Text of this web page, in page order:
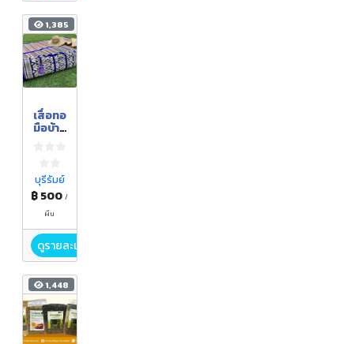
1,385
เสื่อทอ
มือบ้าน
บุรีรัมย์
฿ 500/
ผืน
ดูรายละเอียด
1,448